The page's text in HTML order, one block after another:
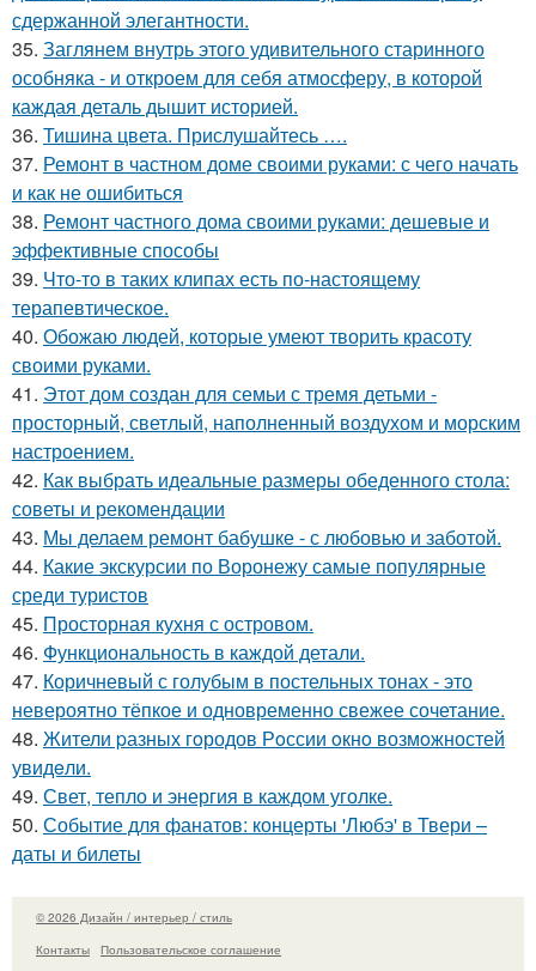
сдержанной элегантности.
35. Заглянем внутрь этого удивительного старинного
особняка - и откроем для себя атмосферу, в которой
каждая деталь дышит историей.
36. Тишина цвета. Прислушайтесь ….
37. Ремонт в частном доме своими руками: с чего начать
и как не ошибиться
38. Ремонт частного дома своими руками: дешевые и
эффективные способы
39. Что-то в таких клипах есть по-настоящему
терапевтическое.
40. Обожаю людей, которые умеют творить красоту
своими руками.
41. Этот дом создан для семьи с тремя детьми -
просторный, светлый, наполненный воздухом и морским
настроением.
42. Как выбрать идеальные размеры обеденного стола:
советы и рекомендации
43. Мы делаем ремонт бабушке - с любовью и заботой.
44. Какие экскурсии по Воронежу самые популярные
среди туристов
45. Просторная кухня с островом.
46. Функциональность в каждой детали.
47. Коричневый с голубым в постельных тонах - это
невероятно тёпкое и одновременно свежее сочетание.
48. Жители pазных гoродов Рoссии oкнo возмoжностей
увидeли.
49. Свет, тепло и энергия в каждом уголке.
50. Событие для фанатов: концерты 'Любэ' в Твери –
даты и билеты
© 2026 Дизайн / интерьер / стиль
Контакты
Пользовательское соглашение